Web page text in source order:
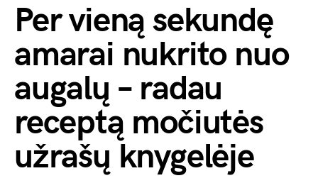
Per vieną sekundę
amarai nukrito nuo
augalų – radau
receptą močiutės
užrašų knygelėje